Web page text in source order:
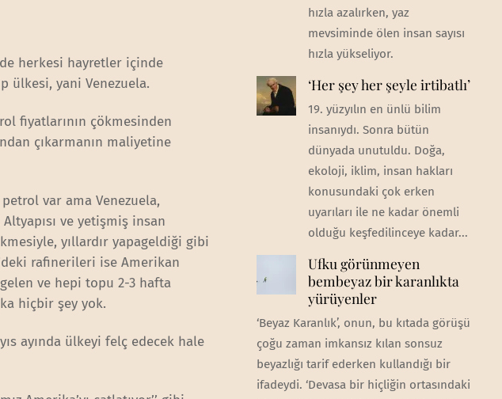
herkesi hayretler içinde
ülkesi, yani Venezuela.
fiyatlarının çökmesinden
çıkarmanın maliyetine
var ama Venezuela,
ve yetişmiş insan
yıllardır yapageldiği gibi
rafinerileri ise Amerikan
ve hepi topu 2-3 hafta
hiçbir şey yok.
ayında ülkeyi felç edecek hale
hızla azalırken, yaz
mevsiminde ölen insan sayısı
hızla yükseliyor.
‘Her şey her şeyle irtibatlı’
19. yüzyılın en ünlü bilim
insanıydı. Sonra bütün
dünyada unutuldu. Doğa,
ekoloji, iklim, insan hakları
konusundaki çok erken
uyarıları ile ne kadar önemli
olduğu keşfedilinceye kadar...
Ufku görünmeyen
bembeyaz bir karanlıkta
yürüyenler
‘Beyaz Karanlık’, onun, bu kıtada görüşü
çoğu zaman imkansız kılan sonsuz
beyazlığı tarif ederken kullandığı bir
ifadeydi. ‘Devasa bir hiçliğin ortasındaki